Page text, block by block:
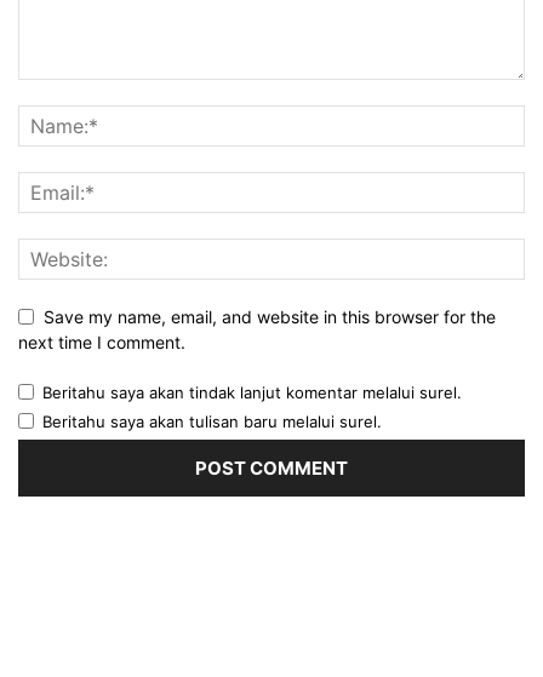
Save my name, email, and website in this browser for the
next time I comment.
Beritahu saya akan tindak lanjut komentar melalui surel.
Beritahu saya akan tulisan baru melalui surel.